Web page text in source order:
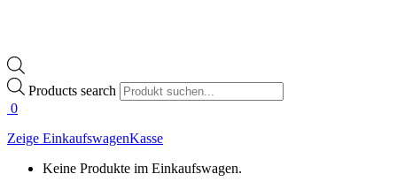
Products search
0
Zeige EinkaufswagenKasse
Keine Produkte im Einkaufswagen.